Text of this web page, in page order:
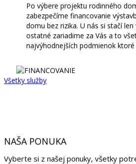
Po výbere projektu rodinného
zabezpečíme financovanie
domu bez rizika. U nás si stačí
ostatné zariadime za Vás a to
najvýhodnejších podmienok ktoré
Všetky služby
NAŠA PONUKA
Vyberte si z našej ponuky, všetky